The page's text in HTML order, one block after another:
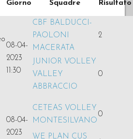
Giorno Squadre Risultato
08-04-
2023
11:30
CBF BALDUCCI-
PAOLONI
MACERATA
2
JUNIOR VOLLEY
VALLEY
ABBRACCIO
0
08-04-
2023
CETEAS VOLLEY
MONTESILVANO
0
WE PLAN CUS